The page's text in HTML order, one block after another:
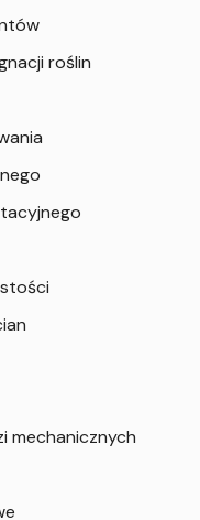
roślin
mechanicznych